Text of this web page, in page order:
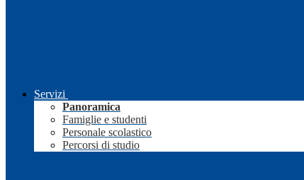
Servizi
Panoramica
Famiglie e studenti
Personale scolastico
Percorsi di studio